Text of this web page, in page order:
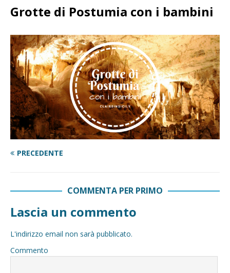
Grotte di Postumia con i bambini
PRECEDENTE
COMMENTA PER PRIMO
Lascia un commento
L'indirizzo email non sarà pubblicato.
Commento